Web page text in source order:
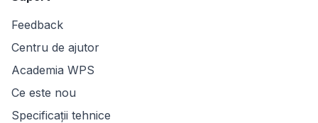
Feedback
Centru de ajutor
Academia WPS
Ce este nou
Specificații tehnice